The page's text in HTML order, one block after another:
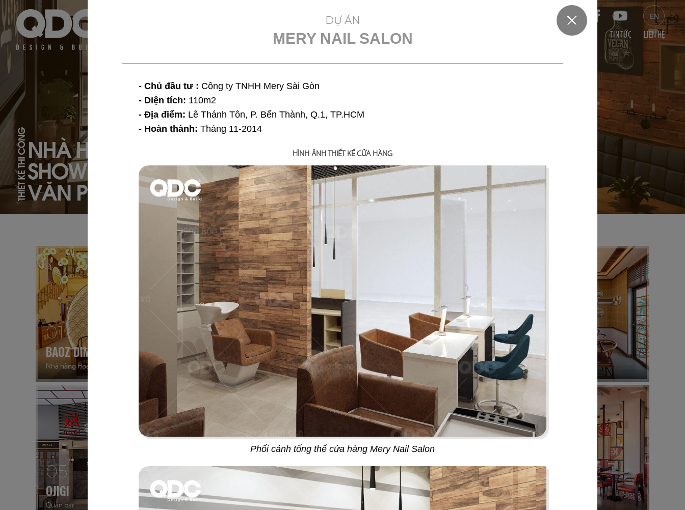
DỰ ÁN
MERY NAIL SALON
- Chủ đầu tư : Công ty TNHH Mery Sài Gòn
- Diện tích: 110m2
- Địa điểm: Lê Thánh Tôn, P. Bến Thành, Q.1, TP.HCM
- Hoàn thành: Tháng 11-2014
HÌNH ẢNH THIẾT KẾ CỬA HÀNG
Phối cảnh tổng thể cửa hàng Mery Nail Salon
EN
GIỚI THIỆU DỰ TOÁN CHI PHÍ DỰ ÁN SHOWROOM TIN TỨC LIÊN HỆ
01
BAOZ DIMSUM
Nhà hàng Hoa
02
VEE AYY FOOD
Nhà hàng - Cafe
03
PAT KAO THAI - MỸ THO
Nhà hàng Thái
04
SAKURA
Nhà hàng Nhật
05
OJIGI
Quán bar
06
PAT KAO THAI - BẾN TRE
Nhà hàng Thái
07
TORI MATSUKI
Nhà hàng Nhật
08
KING COFFEE
Quán cafe